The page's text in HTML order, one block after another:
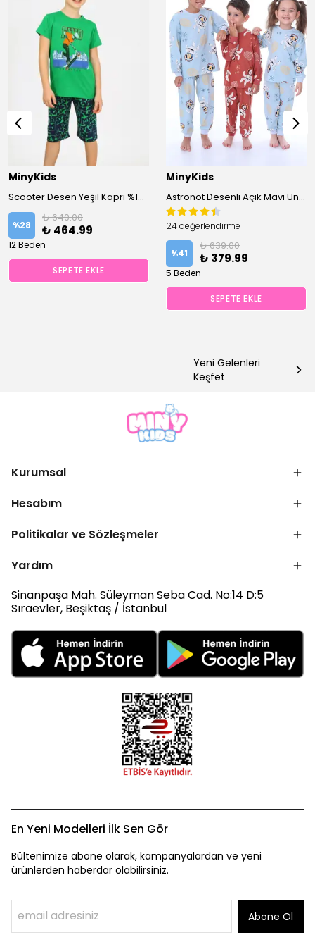
MinyKids
Scooter Desen Yeşil Kapri %100 Pamuklu Erkek Çocuk Pijama Takım
%28
₺ 649.00
₺ 464.99
12 Beden
SEPETE EKLE
MinyKids
Astronot Desenli Açık Mavi Unisex Pijama Takımı
24 değerlendirme
%41
₺ 639.00
₺ 379.99
5 Beden
SEPETE EKLE
Yeni Gelenleri
Keşfet
Kurumsal
Hesabım
Politikalar ve Sözleşmeler
Yardım
Sinanpaşa Mah. Süleyman Seba Cad. No:14 D:5
Sıraevler, Beşiktaş / İstanbul
En Yeni Modelleri İlk Sen Gör
Bültenimize abone olarak, kampanyalardan ve yeni
ürünlerden haberdar olabilirsiniz.
Abone Ol